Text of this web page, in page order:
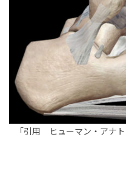
「引用 ヒューマン・アナ